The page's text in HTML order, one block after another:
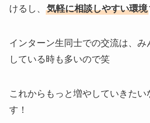
けるし、 気軽に相談しやすい環境
インターン生同士での交流は、み
している時も多いので笑
これからもっと増やしていきたい
す！